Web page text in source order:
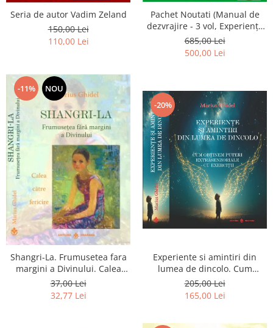
Seria de autor Vadim Zeland
150,00 Lei
110,00 Lei
Pachet Noutati (Manual de
dezvrajire - 3 vol, Experiențe
și amintiri, Rugăciunile
Luceafarului de dimineata) -
Marius Ghidel
685,00 Lei
500,00 Lei
-11% NOU
Shangri-La. Frumusetea fara
margini a Divinului. Calea
catre fericire
37,00 Lei
32,77 Lei
-20%
Experiente si amintiri din
lumea de dincolo. Cum
obtinem puteri
extrasenzoriale - cu exercitii
205,00 Lei
165,00 Lei